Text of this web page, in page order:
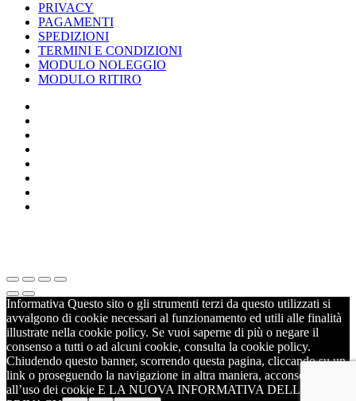
PRIVACY
PAGAMENTI
SPEDIZIONI
TERMINI E CONDIZIONI
MODULO NOLEGGIO
MODULO RITIRO
Informativa Questo sito o gli strumenti terzi da questo utilizzati si
avvalgono di cookie necessari al funzionamento ed utili alle finalità
illustrate nella cookie policy. Se vuoi saperne di più o negare il
consenso a tutti o ad alcuni cookie, consulta la cookie policy.
Chiudendo questo banner, scorrendo questa pagina, cliccando su un
link o proseguendo la navigazione in altra maniera, acconsenti
all’uso dei cookie E LA NUOVA INFORMATIVA DELLA